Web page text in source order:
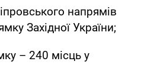
напрямів
Західної України;
– 240 місць у